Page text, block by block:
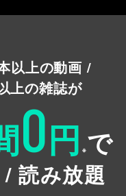
以上の動画 /
上の雑誌が
0円 ※で
/ 読み放題